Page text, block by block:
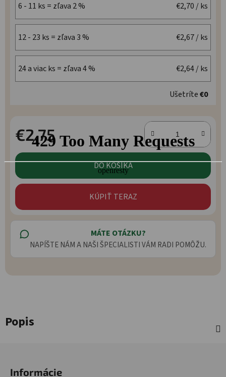
6 - 11 ks = zľava 2 % €2,70 / ks
12 - 23 ks = zľava 3 % €2,67/ ks
24 a viac ks = zľava 4 % €2,64/ ks
Ušetríte€0
€2,75
Jednotková cena:
DO KOŠÍKA
KÚPIŤ TERAZ
MÁTE OTÁZKU?
NAPÍŠTE NÁM A NAŠI ŠPECIALISTI VÁM RADI POMÔŽU.
Popis
Informácie